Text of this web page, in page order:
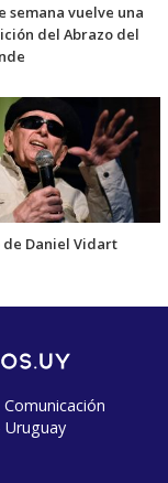
semana vuelve una
del Abrazo del
de Daniel Vidart
Uruguay